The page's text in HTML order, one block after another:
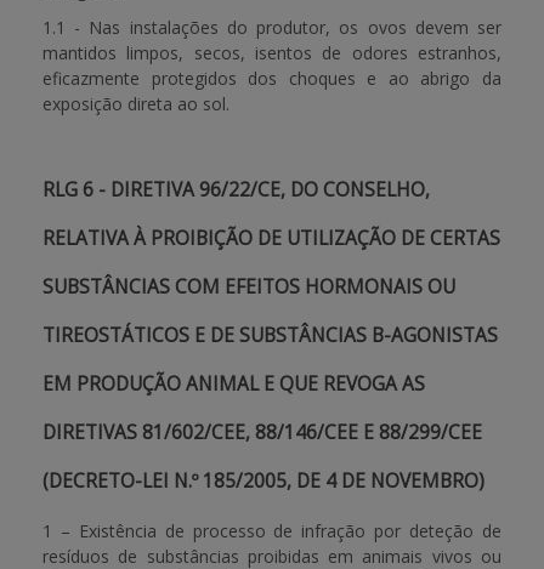
1.1 - Nas instalações do produtor, os ovos devem ser
mantidos limpos, secos, isentos de odores estranhos,
eficazmente protegidos dos choques e ao abrigo da
exposição direta ao sol.
RLG 6 - DIRETIVA 96/22/CE, DO CONSELHO,
RELATIVA À PROIBIÇÃO DE UTILIZAÇÃO DE CERTAS
SUBSTÂNCIAS COM EFEITOS HORMONAIS OU
TIREOSTÁTICOS E DE SUBSTÂNCIAS Β-AGONISTAS
EM PRODUÇÃO ANIMAL E QUE REVOGA AS
DIRETIVAS 81/602/CEE, 88/146/CEE E 88/299/CEE
(DECRETO-LEI N.º 185/2005, DE 4 DE NOVEMBRO)
1 – Existência de processo de infração por deteção de
resíduos de substâncias proibidas em animais vivos ou